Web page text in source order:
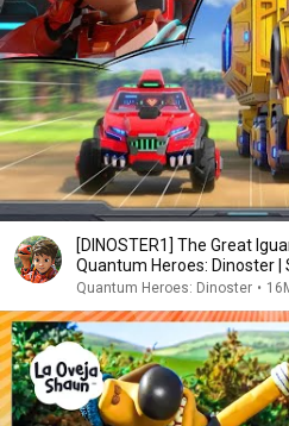
[DINOSTER1] The Great
Quantum Heroes: Dinoster |
Quantum Heroes: Dinoster •